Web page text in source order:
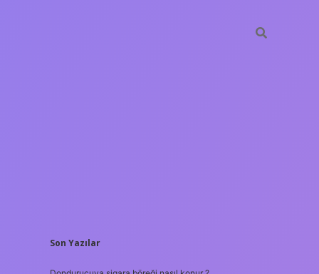
SIDEBAR
Son Yazılar